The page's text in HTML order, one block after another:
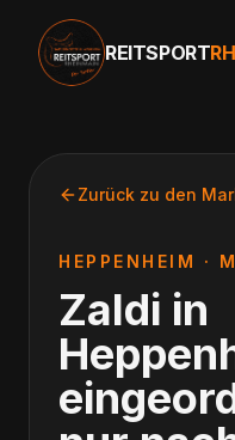
REITSPORT
Zurück zu den
HEPPENHEIM ·
Zaldi in